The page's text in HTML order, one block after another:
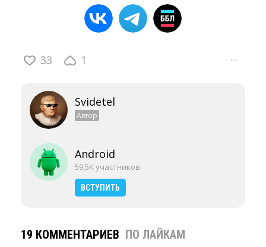
33 1 ···
Svidetel
Автор
Android
59,5K участников
ВСТУПИТЬ
19 КОММЕНТАРИЕВ ПО ЛАЙКАМ